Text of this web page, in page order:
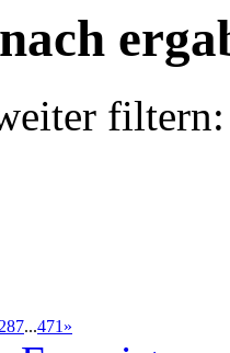
filtern:
...471»